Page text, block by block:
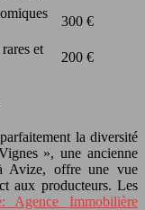
300 €
et
200 €
la diversité
», une ancienne
Avize, offre une vue
aux producteurs. Les
Agence Immobilière